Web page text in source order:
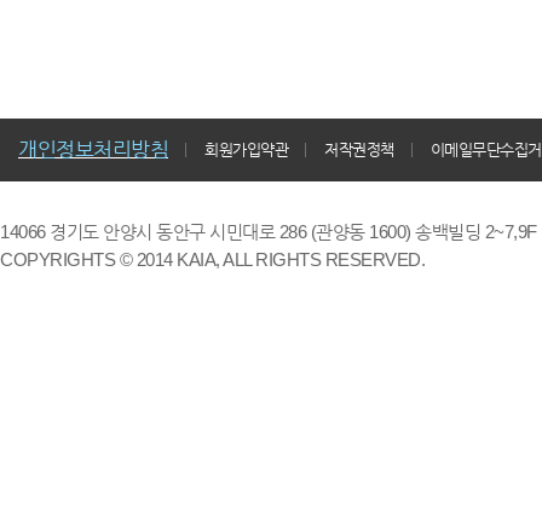
개인정보처리방침 회원가입약관 저작권정책 이메일무단수집
14066 경기도 안양시 동안구 시민대로 286 (관양동 1600) 송백빌딩
COPYRIGHTS © 2014 KAIA, ALL RIGHTS RESERVED.